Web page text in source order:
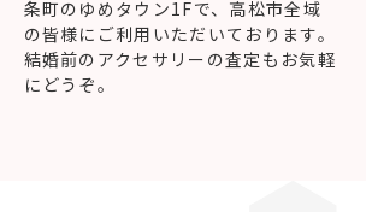
条町のゆめタウン1Fで、高松市全域
の皆様にご利用いただいております。
結婚前のアクセサリーの査定もお気軽
にどうぞ。